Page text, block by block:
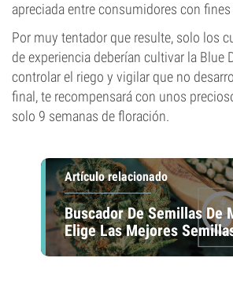
apreciada entre consumidores con
Por muy tentador que resulte, solo los
de experiencia deberían cultivar la Blue
controlar el riego y vigilar que no
final, te recompensará con unos
solo 9 semanas de floración.
Artículo relacionado
Buscador De Semillas De
Elige Las Mejores